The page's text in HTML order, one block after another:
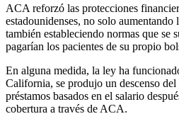
ACA reforzó las protecciones
estadounidenses, no solo aumentando
también estableciendo normas que se
pagarían los pacientes de su propio
En alguna medida, la ley ha
California, se produjo un descenso
préstamos basados en el salario
cobertura a través de ACA.